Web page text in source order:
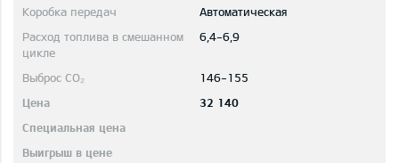
Автоматическая
6,4-6,9
146-155
32 140